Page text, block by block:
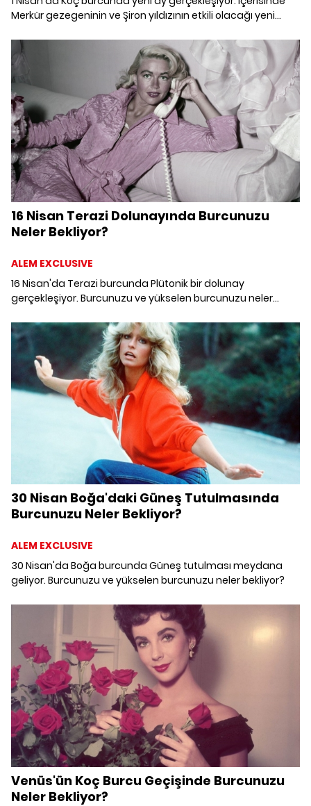
Merkür gezegeninin ve Şiron yıldızının etkili olacağı yeni
ayında burcunuzu ve yükselen burcunuzu nelerin
beklediğini derledik.
16 Nisan Terazi Dolunayında Burcunuzu
Neler Bekliyor?
ALEM EXCLUSIVE
16 Nisan'da Terazi burcunda Plütonik bir dolunay
gerçekleşiyor. Burcunuzu ve yükselen burcunuzu neler
30 Nisan Boğa'daki Güneş Tutulmasında
Burcunuzu Neler Bekliyor?
ALEM EXCLUSIVE
30 Nisan'da Boğa burcunda Güneş tutulması meydana
geliyor. Burcunuzu ve yükselen burcunuzu neler bekliyor?
Venüs'ün Koç Burcu Geçişinde Burcunuzu
Neler Bekliyor?